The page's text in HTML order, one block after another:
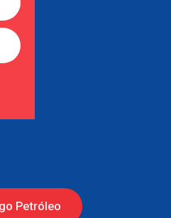
Petróleo